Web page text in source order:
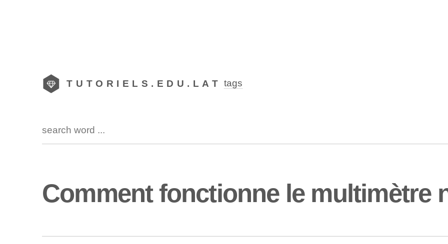
TUTORIELS.EDU.LAT tags
Comment fonctionne le multimètre